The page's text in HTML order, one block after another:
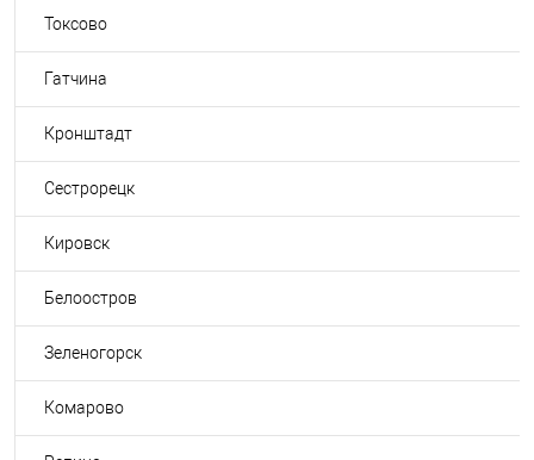
Токсово
Гатчина
Кронштадт
Сестрорецк
Кировск
Белоостров
Зеленогорск
Комарово